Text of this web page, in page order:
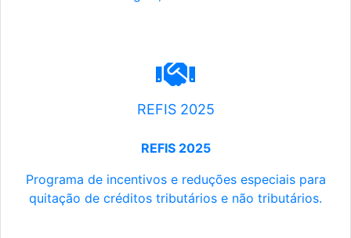
REFIS 2025
REFIS 2025
Programa de incentivos e reduções especiais para
quitação de créditos tributários e não tributários.